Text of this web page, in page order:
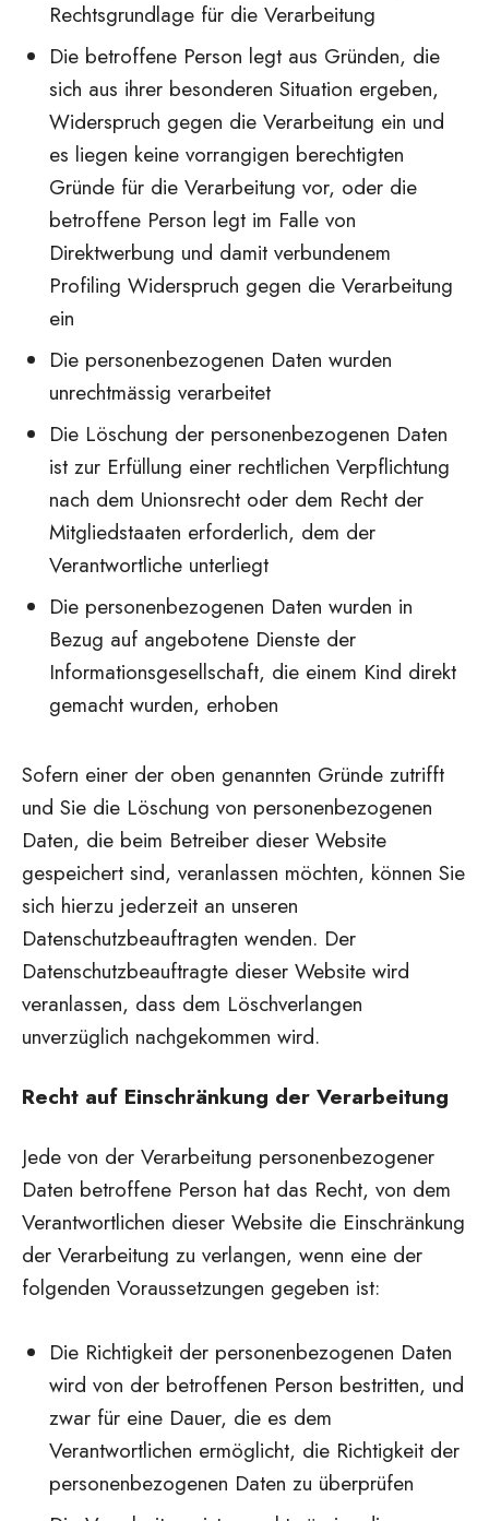
Rechtsgrundlage für die Verarbeitung
Die betroffene Person legt aus Gründen, die
sich aus ihrer besonderen Situation ergeben,
Widerspruch gegen die Verarbeitung ein und
es liegen keine vorrangigen berechtigten
Gründe für die Verarbeitung vor, oder die
betroffene Person legt im Falle von
Direktwerbung und damit verbundenem
Profiling Widerspruch gegen die Verarbeitung
ein
Die personenbezogenen Daten wurden
unrechtmässig verarbeitet
Die Löschung der personenbezogenen Daten
ist zur Erfüllung einer rechtlichen Verpflichtung
nach dem Unionsrecht oder dem Recht der
Mitgliedstaaten erforderlich, dem der
Verantwortliche unterliegt
Die personenbezogenen Daten wurden in
Bezug auf angebotene Dienste der
Informationsgesellschaft, die einem Kind direkt
gemacht wurden, erhoben
Sofern einer der oben genannten Gründe zutrifft
und Sie die Löschung von personenbezogenen
Daten, die beim Betreiber dieser Website
gespeichert sind, veranlassen möchten, können Sie
sich hierzu jederzeit an unseren
Datenschutzbeauftragten wenden. Der
Datenschutzbeauftragte dieser Website wird
veranlassen, dass dem Löschverlangen
unverzüglich nachgekommen wird.
Recht auf Einschränkung der Verarbeitung
Jede von der Verarbeitung personenbezogener
Daten betroffene Person hat das Recht, von dem
Verantwortlichen dieser Website die Einschränkung
der Verarbeitung zu verlangen, wenn eine der
folgenden Voraussetzungen gegeben ist:
Die Richtigkeit der personenbezogenen Daten
wird von der betroffenen Person bestritten, und
zwar für eine Dauer, die es dem
Verantwortlichen ermöglicht, die Richtigkeit der
personenbezogenen Daten zu überprüfen